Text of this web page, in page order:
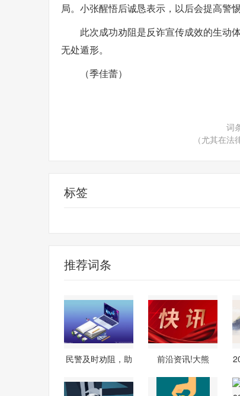
局。小张醒悟后诚恳表示，以后会提高警
此次成功劝阻是反诈宣传成效的生动
无处遁形。
（季佳蕾）
词
（尤其在
标签
推荐词条
民警及时劝阻，助
前沿资讯!大熊